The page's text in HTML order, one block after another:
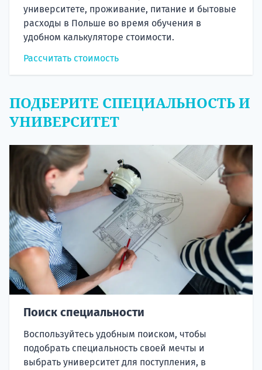
университете, проживание, питание и бытовые
расходы в Польше во время обучения в
удобном калькуляторе стоимости.
Рассчитать стоимость
ПОДБЕРИТЕ СПЕЦИАЛЬНОСТЬ И
УНИВЕРСИТЕТ
Поиск специальности
Воспользуйтесь удобным поиском, чтобы
подобрать специальность своей мечты и
выбрать университет для поступления, в